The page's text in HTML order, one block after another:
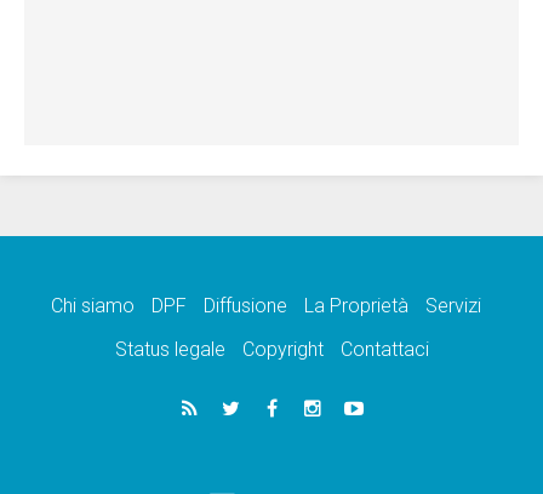
Chi siamo DPF Diffusione La Proprietà
Servizi
Status legale
Copyright Contattaci